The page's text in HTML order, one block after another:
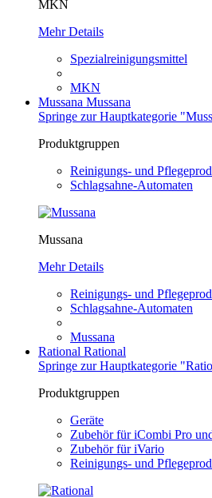
MKN
Mehr Details
Spezialreinigungsmittel
MKN
Mussana Mussana
Springe zur Hauptkategorie
Produktgruppen
Reinigungs- und
Schlagsahne-Automaten
Mussana
Mehr Details
Reinigungs- und
Schlagsahne-Automaten
Mussana
Rational Rational
Springe zur Hauptkategorie
Produktgruppen
Geräte
Zubehör für iCombi Pro
Zubehör für iVario
Reinigungs- und